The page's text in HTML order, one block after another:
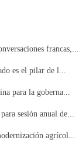
francas,...
es el pilar de l...
para la goberna...
sesión anual de...
agrícol...